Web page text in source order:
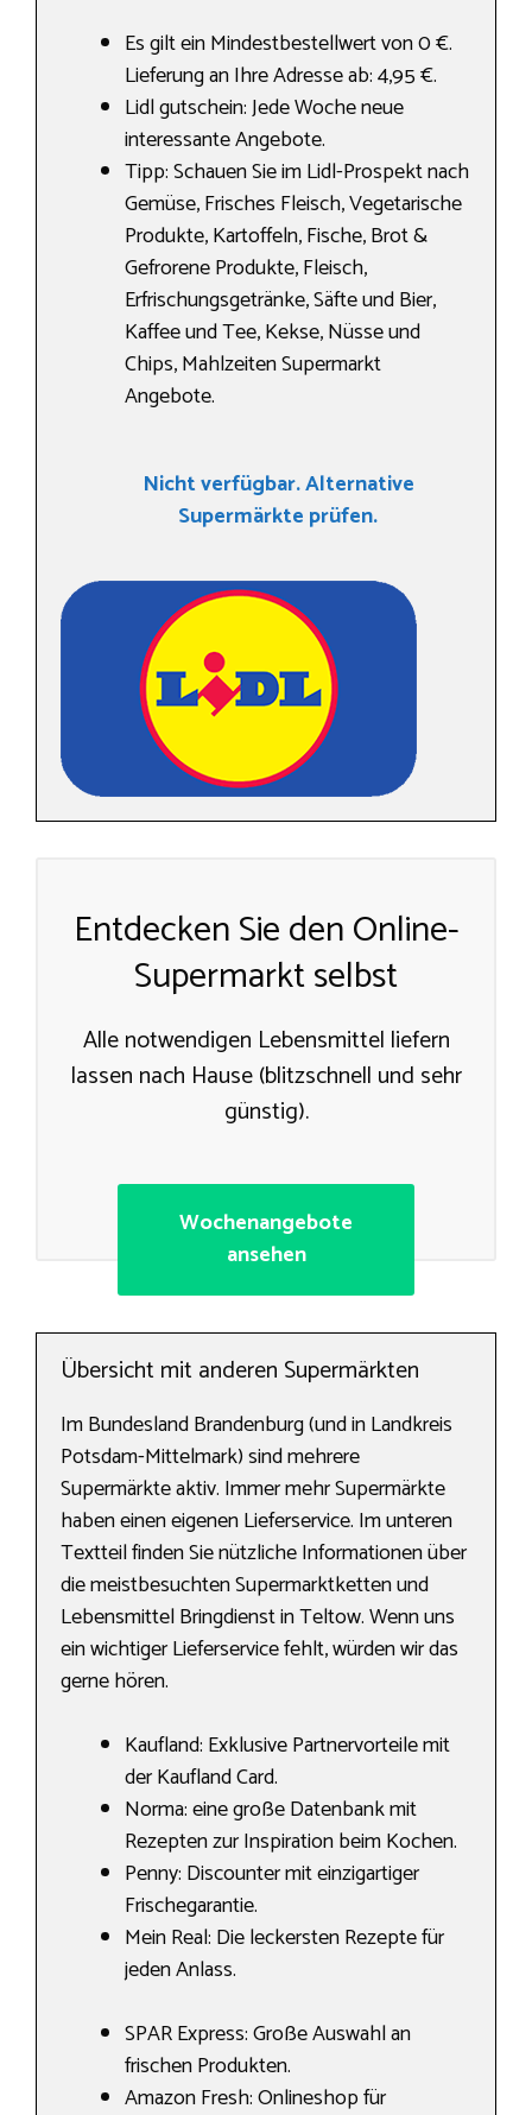
Es gilt ein Mindestbestellwert von 0 €.
Lieferung an Ihre Adresse ab: 4,95 €.
Lidl gutschein: Jede Woche neue
interessante Angebote.
Tipp: Schauen Sie im Lidl-Prospekt nach
Gemüse, Frisches Fleisch, Vegetarische
Produkte, Kartoffeln, Fische, Brot &
Gefrorene Produkte, Fleisch,
Erfrischungsgetränke, Säfte und Bier,
Kaffee und Tee, Kekse, Nüsse und
Chips, Mahlzeiten Supermarkt
Angebote.
Nicht verfügbar. Alternative
Supermärkte prüfen.
Entdecken Sie den Online-
Supermarkt selbst
Alle notwendigen Lebensmittel liefern
lassen nach Hause (blitzschnell und sehr
günstig).
Wochenangebote
ansehen
Übersicht mit anderen Supermärkten
Im Bundesland Brandenburg (und in Landkreis
Potsdam-Mittelmark) sind mehrere
Supermärkte aktiv. Immer mehr Supermärkte
haben einen eigenen Lieferservice. Im unteren
Textteil finden Sie nützliche Informationen über
die meistbesuchten Supermarktketten und
Lebensmittel Bringdienst in Teltow. Wenn uns
ein wichtiger Lieferservice fehlt, würden wir das
gerne hören.
Kaufland: Exklusive Partnervorteile mit
der Kaufland Card.
Norma: eine große Datenbank mit
Rezepten zur Inspiration beim Kochen.
Penny: Discounter mit einzigartiger
Frischegarantie.
Mein Real: Die leckersten Rezepte für
jeden Anlass.
SPAR Express: Große Auswahl an
frischen Produkten.
Amazon Fresh: Onlineshop für